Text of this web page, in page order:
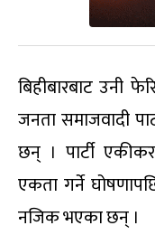
बिहीबारबाट उनी
जनता समाजवादी
छन् । पार्टी
एकता गर्ने
नजिक भएका छन् ।